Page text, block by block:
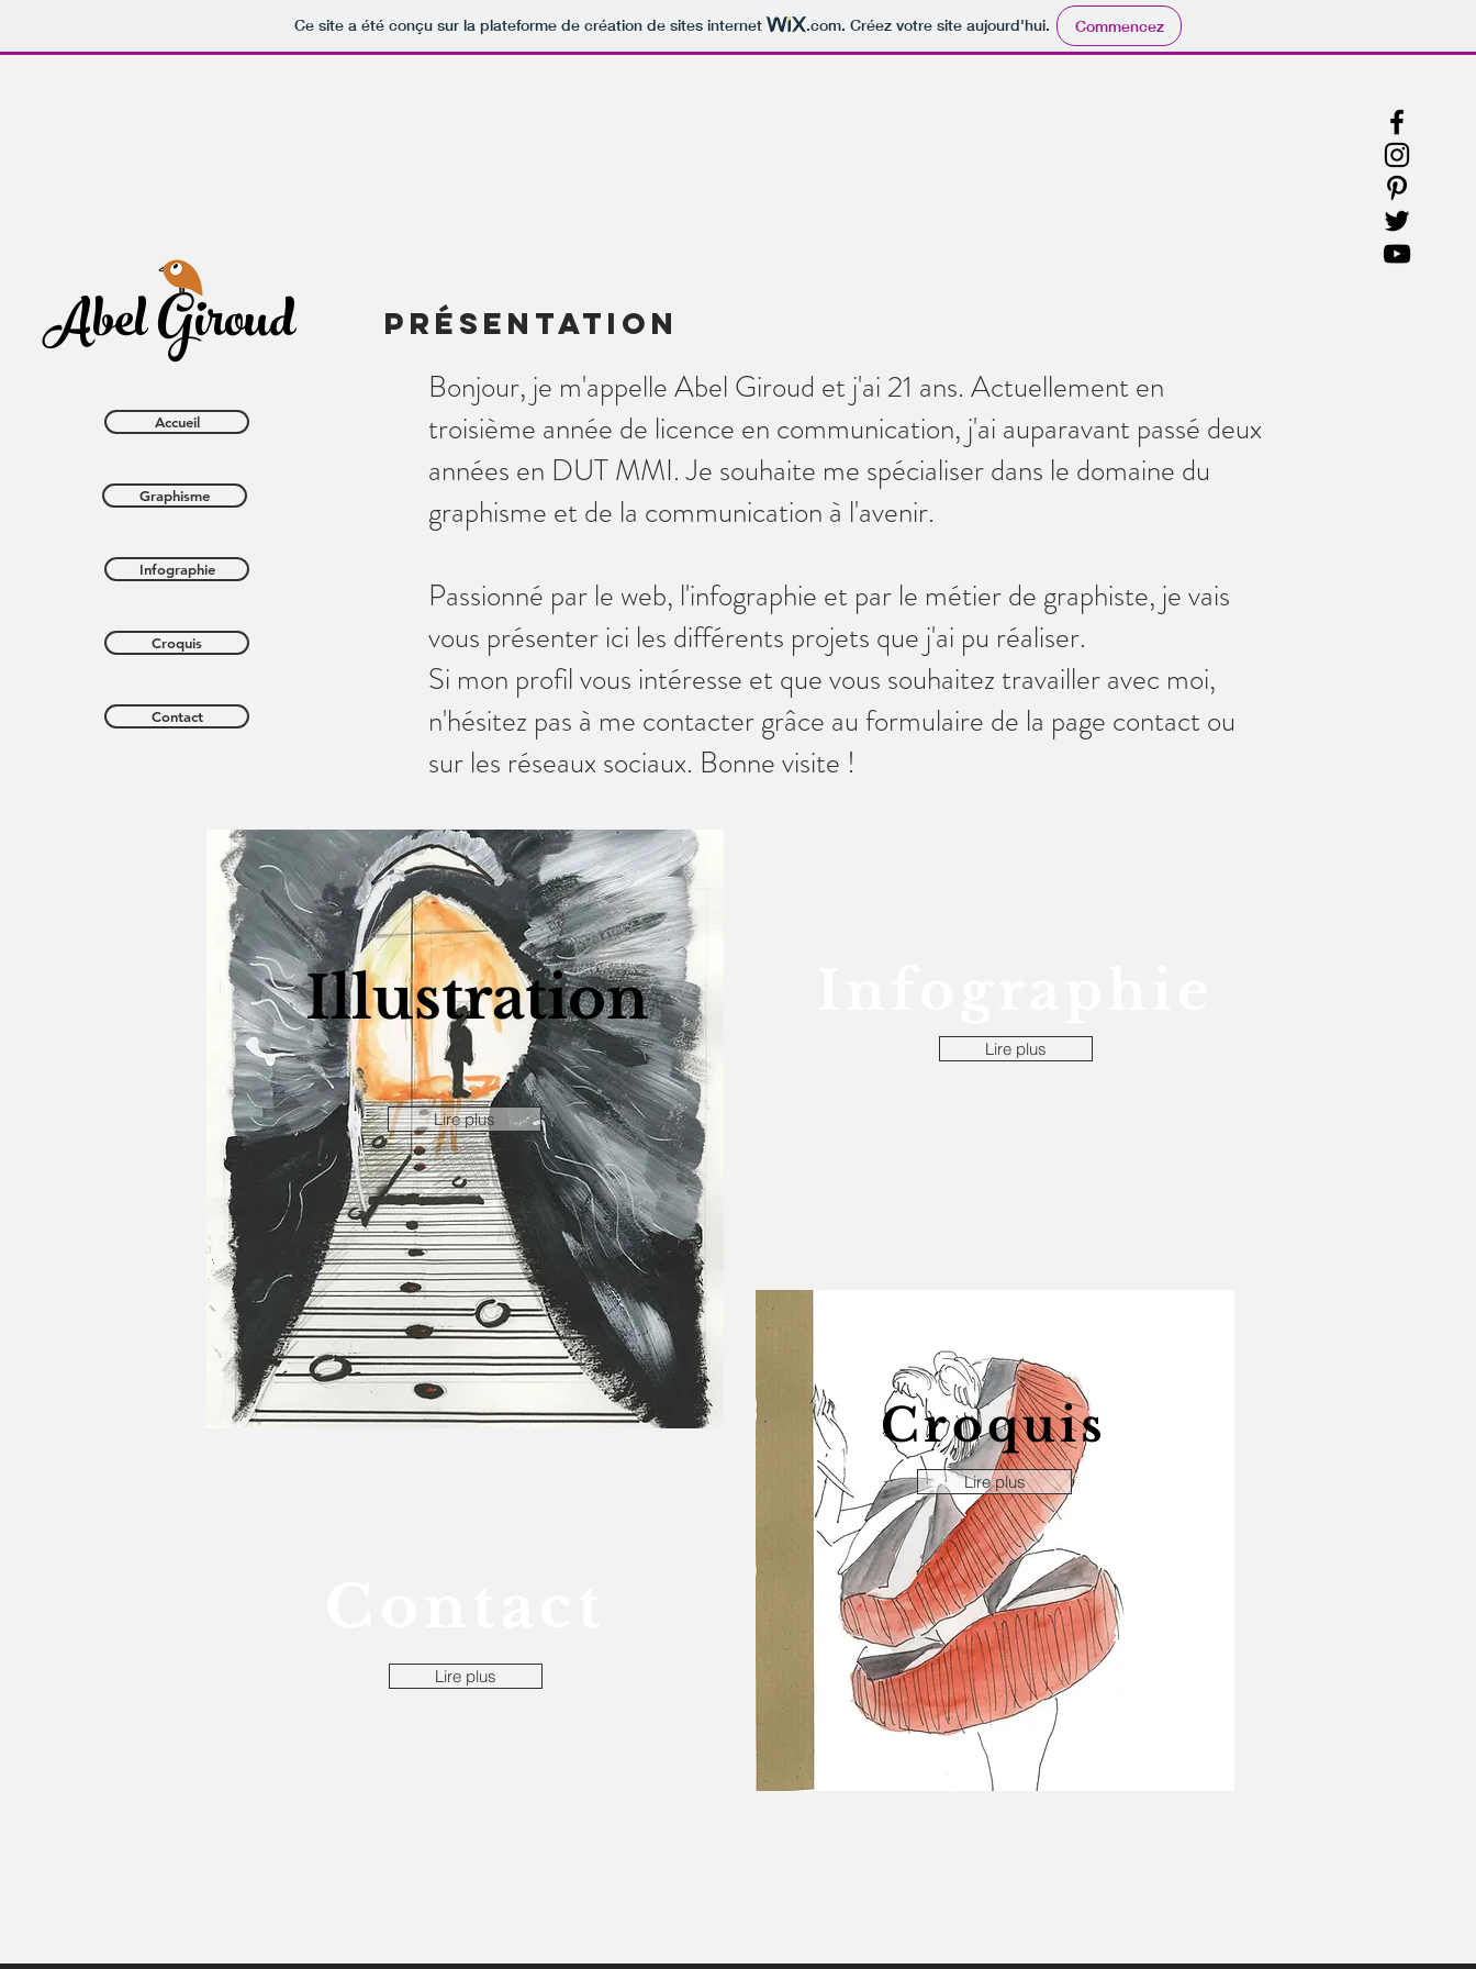
Ce site a été conçu sur la plateforme de création de sites internet .com. Créez votre site aujourd'hui. Commencez
Abel Giroud
Accueil
Graphisme
Infographie
Croquis
Contact
Présentation
Bonjour, je m'appelle Abel Giroud et j'ai 21 ans. Actuellement en
troisième année de licence en communication, j'ai auparavant passé deux
années en DUT MMI. Je souhaite me spécialiser dans le domaine du
graphisme et de la communication à l'avenir.
Passionné par le web, l'infographie et par le métier de graphiste, je vais
vous présenter ici les différents projets que j'ai pu réaliser.
Si mon profil vous intéresse et que vous souhaitez travailler avec moi,
n'hésitez pas à me contacter grâce au formulaire de la page contact ou
sur les réseaux sociaux. Bonne visite !
Lire plus
Illustration
Lire plus
Lire plus
Croquis
Lire plus